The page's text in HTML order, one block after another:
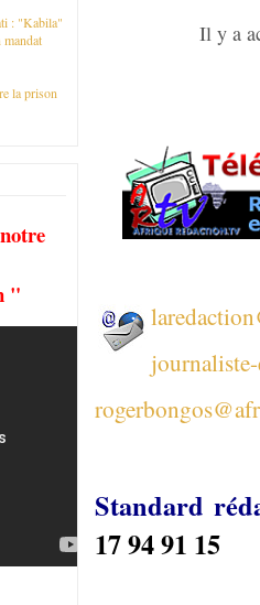
: "Kabila"
mandat
la prison
"
Il y a
Standard
17 94 91 15